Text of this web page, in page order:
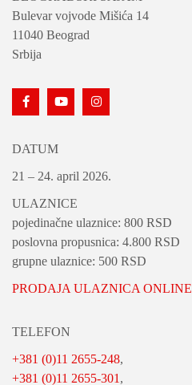
Bulevar vojvode Mišića 14
11040 Beograd
Srbija
DATUM
21 – 24. april 2026.
ULAZNICE
pojedinačne ulaznice: 800 RSD
poslovna propusnica: 4.800 RSD
grupne ulaznice: 500 RSD
PRODAJA ULAZNICA ONLINE
TELEFON
+381 (0)11 2655-248,
+381 (0)11 2655-301 ,